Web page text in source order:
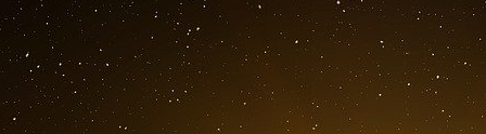
et surtout de lien, de relation, de communion
exposer sur les réseaux sociaux ?
Sommes-nous encore capables d’intimité
gens incarnés, présents, dans la chaleur